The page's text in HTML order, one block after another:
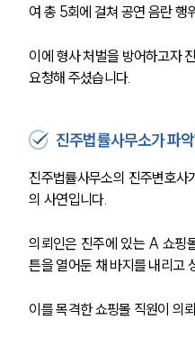
여 총 5회에 걸쳐 공연 음란 행
이에 형사 처벌을 방어하고자
요청해 주셨습니다.
진주법률사무소가 파
진주법률사무소의 진주변호사
의 사연입니다.
의뢰인은 진주에 있는 A 쇼핑
튼을 열어둔 채 바지를 내리고
이를 목격한 쇼핑몰 직원이 의